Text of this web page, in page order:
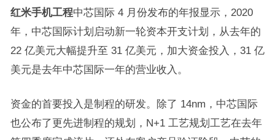
红米手机工程中芯国际 4 月份发布的年报显示，2020
年，中芯国际计划启动新一轮资本开支计划，从去年的
22 亿美元大幅提升至 31 亿美元，加大资金投入，31 亿
美元是去年中芯国际一年的营业收入。
资金的首要投入是制程的研发。除了 14nm，中芯国际
也公布了更先进制程的规划，N+1 工艺规划工艺在去年